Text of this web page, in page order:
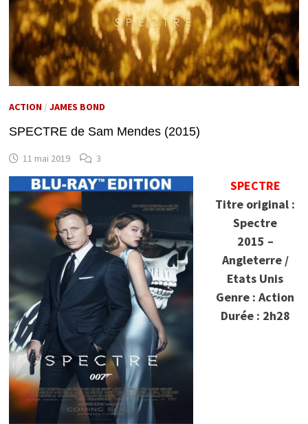
ACTION/ JAMES BOND
SPECTRE de Sam Mendes (2015)
11 mai 2019 3
SPECTRE
Titre original :
Spectre
2015 –
Angleterre /
Etats Unis
Genre : Action
Durée : 2h28